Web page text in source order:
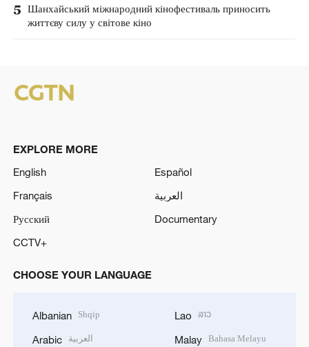
5 Шанхайський міжнародний кінофестиваль приносить
життєву силу у світове кіно
EXPLORE MORE
English
Español
Français
العربية
Русский
Documentary
CCTV+
CHOOSE YOUR LANGUAGE
Albanian Shqip
Arabic العربية
Lao ລາວ
Malay Bahasa Melayu